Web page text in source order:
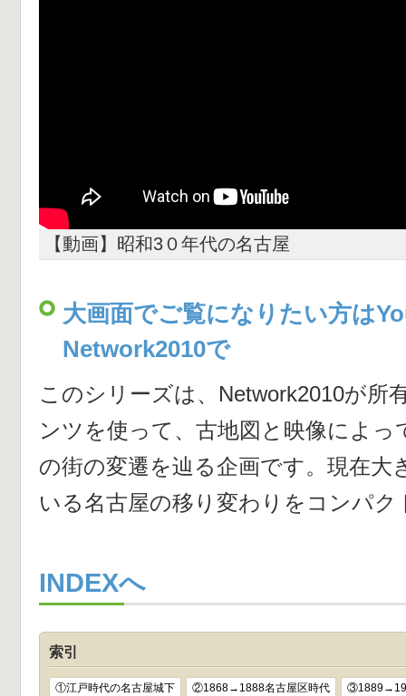
【動画】昭和3０年代の名古屋
大画面でご覧になりたい方は
Network2010で
このシリーズは、Network2010が所
ンツを使って、古地図と映像によっ
の街の変遷を辿る企画です。現在大
いる名古屋の移り変わりをコンパク
INDEXへ
索引
①江戸時代の名古屋城下 ②1868→1888名古屋区時代